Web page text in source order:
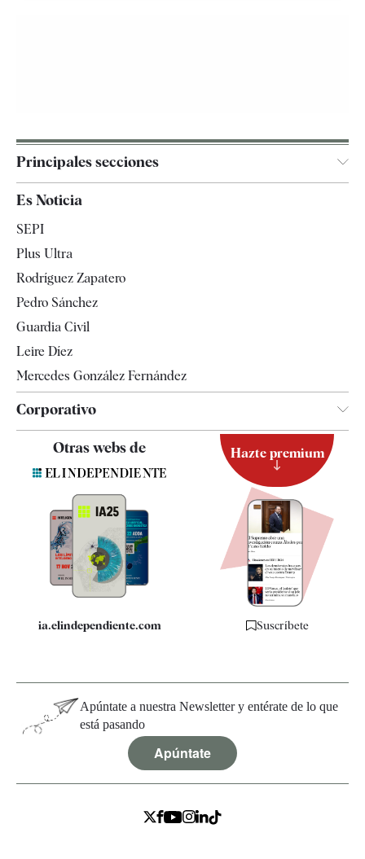
Principales secciones
España
Televisión
Es Noticia
SEPI
Plus Ultra
Rodríguez Zapatero
Pedro Sánchez
Guardia Civil
Leire Díez
Mercedes González Fernández
Corporativo
Contacto
Quiénes somos
Especificaciones
Otras webs de
ia.elindependiente.com
Hazte premium
Suscríbete
Apúntate a nuestra Newsletter y entérate de lo que
está pasando
Apúntate